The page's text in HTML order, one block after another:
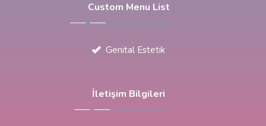
Custom Menu List
Genital Estetik
İletişim Bilgileri